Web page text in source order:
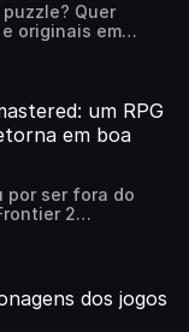
Quer
originais em
falar?Confira
um RPG
em boa
por ser fora do
2
e contras da
do link e confira a
2025/04/saga-
switch.htmldos jogos